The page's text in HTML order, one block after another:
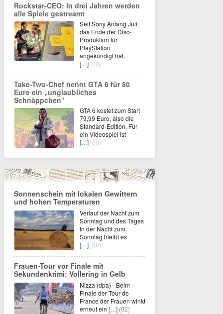
Rockstar-CEO: In drei Jahren werden
alle Spiele gestreamt
Seit Sony Anfang Juli
das Ende der Disc-
Produktion für
PlayStation
angekündigt hat,
[…] (00)
Take-Two-Chef nennt GTA 6 für 80
Euro ein „unglaubliches
Schnäppchen“
GTA 6 kostet zum Start
79,99 Euro, also die
Standard-Edition. Für
ein Videospiel ist
[…] (00)
Sonnenschein mit lokalen Gewittern
und hohen Temperaturen
Verlauf der Nacht zum
Sonntag und des Tages
In der Nacht zum
Sonntag bleibt es
[…] (00)
Frauen-Tour vor Finale mit
Sekundenkrimi: Vollering in Gelb
Nizza (dpa) - Beim
Finale der Tour de
France der Frauen winkt
erneut ein […] (02)